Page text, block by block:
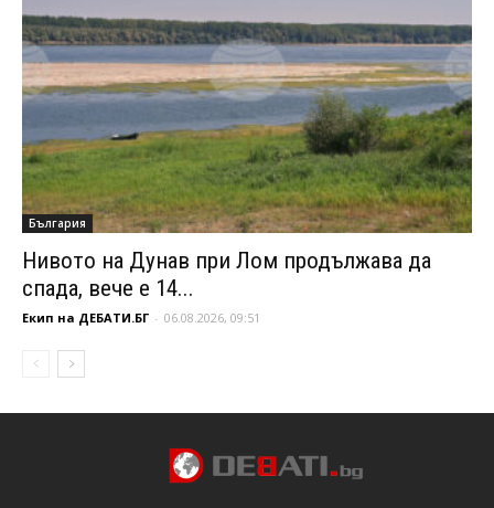
България
Нивото на Дунав при Лом продължава да
спада, вече е 14...
Екип на ДЕБАТИ.БГ - 06.08.2026, 09:51